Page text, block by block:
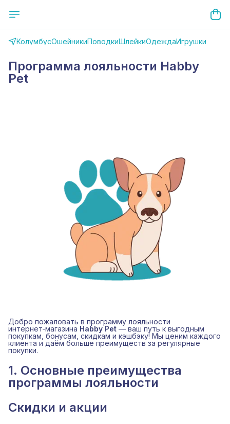
КолумбусОшейникиПоводкиШлейкиОдеждаИгрушки
Программа лояльности Habby
Pet
Добро пожаловать в программу лояльности
интернет‑магазина Habby Pet — ваш путь к выгодным
покупкам, бонусам, скидкам и кэшбэку! Мы ценим каждого
клиента и даём больше преимуществ за регулярные
покупки.
1. Основные преимущества
программы лояльности
Скидки и акции